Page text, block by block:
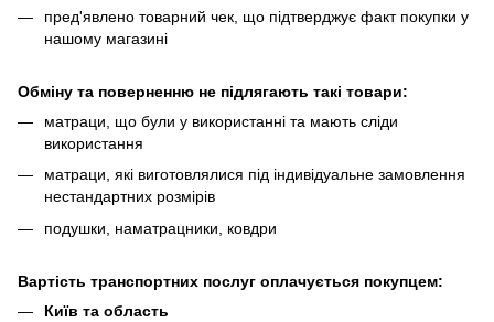
пред'явлено товарний чек, що підтверджує факт покупки у
нашому магазині
Обміну та поверненню не підлягають такі товари:
матраци, що були у використанні та мають сліди
використання
матраци, які виготовлялися під індивідуальне замовлення
нестандартних розмірів
подушки, наматрацники, ковдри
Вартість транспортних послуг оплачується покупцем:
Київ та область